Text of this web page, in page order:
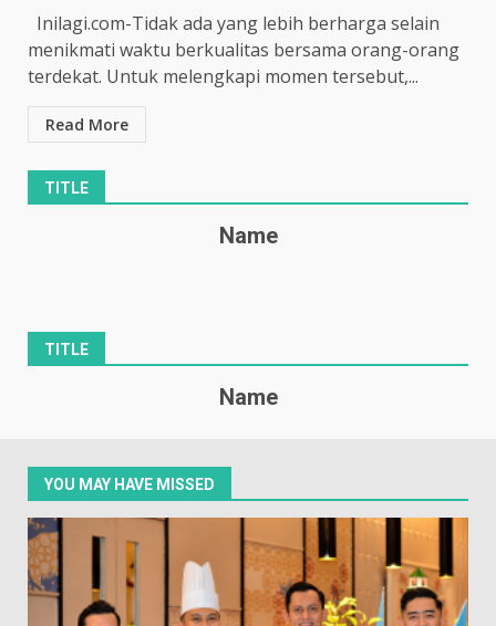
Inilagi.com-Tidak ada yang lebih berharga selain
menikmati waktu berkualitas bersama orang-orang
terdekat. Untuk melengkapi momen tersebut,...
Read More
TITLE
Name
TITLE
Name
YOU MAY HAVE MISSED